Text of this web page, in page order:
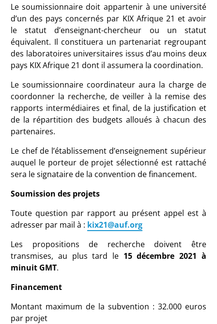
Le soumissionnaire doit appartenir à une université
d’un des pays concernés par KIX Afrique 21 et avoir
le statut d’enseignant-chercheur ou un statut
équivalent. Il constituera un partenariat regroupant
des laboratoires universitaires issus d’au moins deux
pays KIX Afrique 21 dont il assumera la coordination.
Le soumissionnaire coordinateur aura la charge de
coordonner la recherche, de veiller à la remise des
rapports intermédiaires et final, de la justification et
de la répartition des budgets alloués à chacun des
partenaires.
Le chef de l’établissement d’enseignement supérieur
auquel le porteur de projet sélectionné est rattaché
sera le signataire de la convention de financement.
Soumission des projets
Toute question par rapport au présent appel est à
adresser par mail à : kix21@auf.org
Les propositions de recherche doivent être
transmises, au plus tard le 15 décembre 2021 à
minuit GMT.
Financement
Montant maximum de la subvention : 32.000 euros
par projet